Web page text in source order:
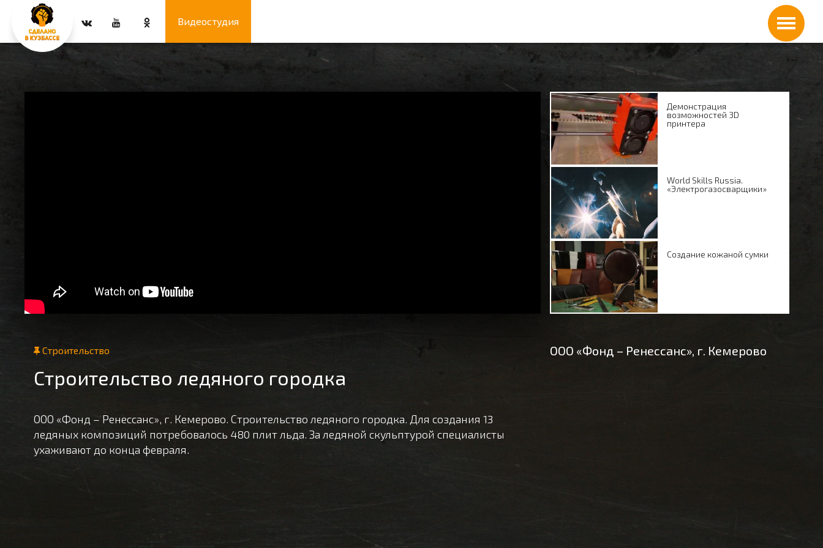
Видеостудия
Строительство
Строительство ледяного городка
ООО «Фонд – Ренессанс», г. Кемерово. Строительство ледяного городка. Для создания 13
ледяных композиций потребовалось 480 плит льда. За ледяной скульптурой специалисты
ухаживают до конца февраля.
Демонстрация
возможностей 3D
принтера
World Skills Russia.
«Электрогазосварщики»
Создание кожаной сумки
ООО «Фонд – Ренессанс», г. Кемерово